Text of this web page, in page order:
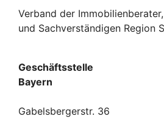
Verband der
und Sachverständigen Region
Geschäftsstelle
Bayern
Gabelsbergerstr. 36